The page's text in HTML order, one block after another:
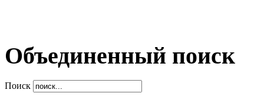
Объединенный поиск
Поиск